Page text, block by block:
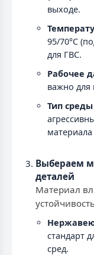
выходе.
95/70°C
для ГВС.
Рабочее
важно для
Тип среды
материала
Выбераем
деталей
Материал
стандарт
сред.